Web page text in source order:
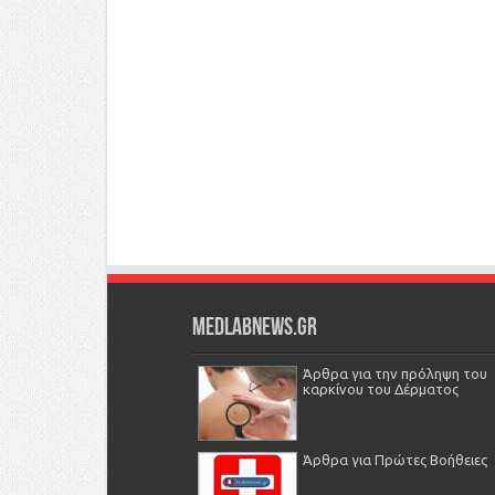
Medlabnews.gr
Άρθρα για την πρόληψη του
καρκίνου του Δέρματος
Άρθρα για Πρώτες Βοήθειες